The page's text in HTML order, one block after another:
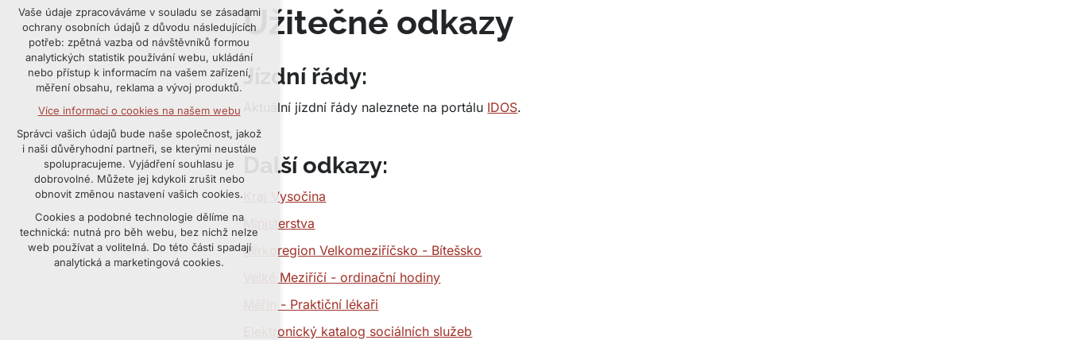
Užitečné odkazy
Jízdní řády:
Aktuální jízdní řády naleznete na portálu IDOS.
Další odkazy:
Kraj Vysočina
Ministerstva
Mirkoregion Velkomeziříčsko - Bítešsko
Velké Meziříčí - ordinační hodiny
Měřín - Praktiční lékaři
Elektronický katalog sociálních služeb
Technická cookies
nutná pro provozování webu
udržení kontextu stránek (session):
případná přihlášení, volby jazyka, apod.
Volitelná cookies
analytická pro anonymizované vyhodnocení
návštěvnosti
marketingová cookies (Google, Seznam,
Facebook)
Více informací o cookies na našem webu
PŘIJMOUT VŠECHNY COOKIES
ODMÍTNOUT VOLITELNÁ
Vaše údaje zpracováváme v souladu se zásadami
ochrany osobních údajů z důvodu následujících
potřeb: zpětná vazba od návštěvníků formou
analytických statistik používání webu, ukládání
nebo přístup k informacím na vašem zařízení,
měření obsahu, reklama a vývoj produktů.
Více informací o cookies na našem webu
Správci vašich údajů bude naše společnost, jakož
i naši důvěryhodní partneři, se kterými neustále
spolupracujeme. Vyjádření souhlasu je
dobrovolné. Můžete jej kdykoli zrušit nebo
obnovit změnou nastavení vašich cookies.
Cookies a podobné technologie dělíme na
technická: nutná pro běh webu, bez nichž nelze
web používat a volitelná. Do této části spadají
analytická a marketingová cookies.